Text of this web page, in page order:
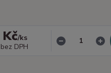
/ks
bez DPH